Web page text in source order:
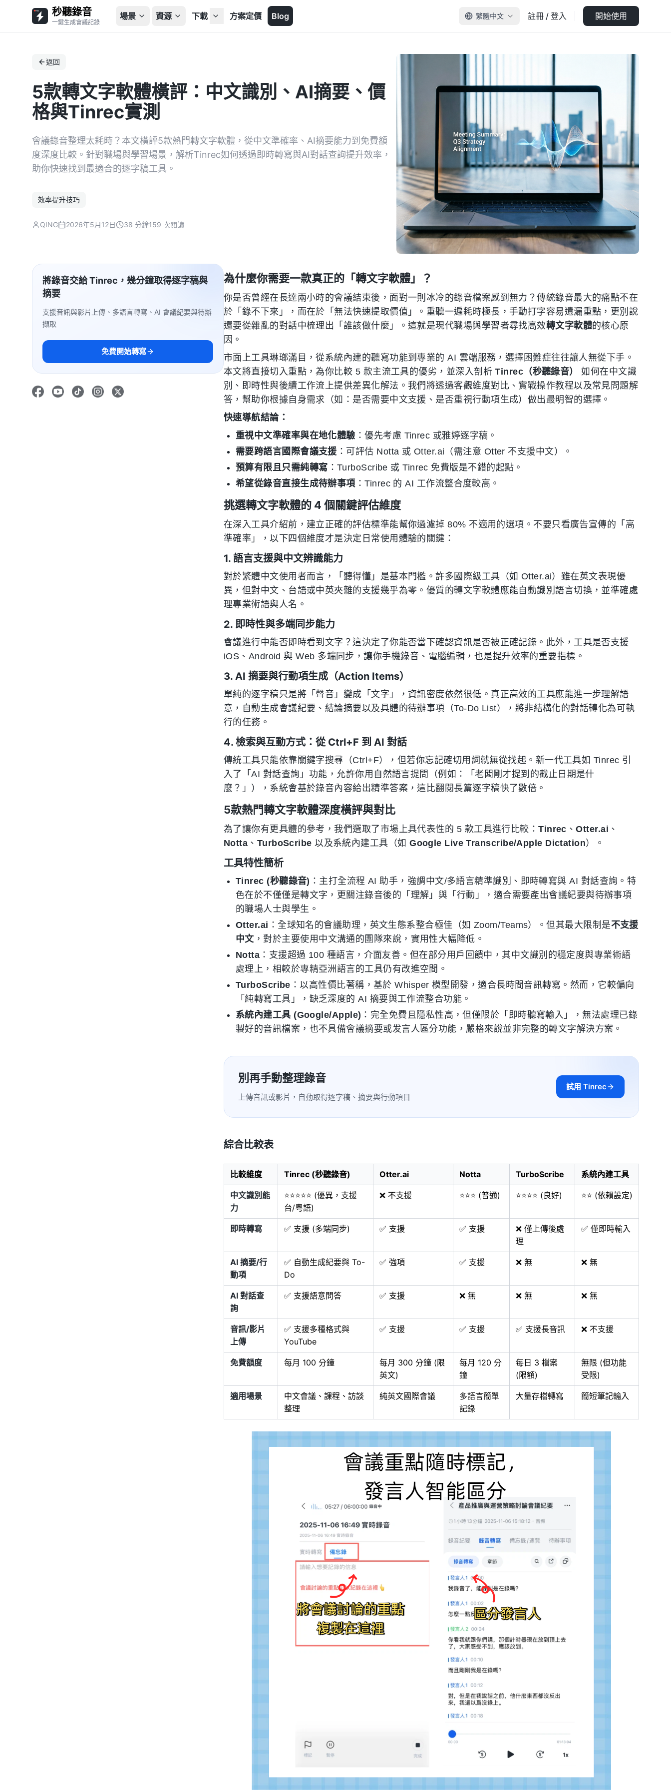
秒聽錄音
一鍵生成會議記錄
場景 資源 下載 方案定價 Blog 繁體中文 註冊 / 登入 開始使用
返回
5款轉文字軟體橫評：中文識別、AI摘要、價
格與Tinrec實測
會議錄音整理太耗時？本文橫評5款熱門轉文字軟體，從中文準確率、AI摘要能力到免費額
度深度比較。針對職場與學習場景，解析Tinrec如何透過即時轉寫與AI對話查詢提升效率，
助你快速找到最適合的逐字稿工具。
效率提升技巧
QING 2026年5月12日 38 分鐘159 次閱讀
將錄音交給 Tinrec，幾分鐘取得逐字稿與
摘要
支援音訊與影片上傳、多語言轉寫、AI 會議紀要與待辦
擷取
免費開始轉寫
為什麼你需要一款真正的「轉文字軟體」？
你是否曾經在長達兩小時的會議結束後，面對一則冰冷的錄音檔案感到無力？傳統錄音最大的痛點不在
於「錄不下來」，而在於「無法快速提取價值」。重聽一遍耗時極長，手動打字容易遺漏重點，更別說
還要從雜亂的對話中梳理出「誰該做什麼」。這就是現代職場與學習者尋找高效轉文字軟體的核心原
因。
市面上工具琳瑯滿目，從系統內建的聽寫功能到專業的 AI 雲端服務，選擇困難症往往讓人無從下手。
本文將直接切入重點，為你比較 5 款主流工具的優劣，並深入剖析Tinrec（秒聽錄音）
如何在中文識
別、即時性與後續工作流上提供差異化解法。我們將透過客觀維度對比、實戰操作教程以及常見問題解
答，幫助你根據自身需求（如：是否需要中文支援、是否重視行動項生成）做出最明智的選擇。
快速導航結論：
重視中文準確率與在地化體驗 ：優先考慮 Tinrec 或雅婷逐字稿。
需要跨語言國際會議支援 ：可評估 Notta 或 Otter.ai（需注意 Otter 不支援中文）。
預算有限且只需純轉寫 ：TurboScribe 或 Tinrec 免費版是不錯的起點。
希望從錄音直接生成待辦事項 ：Tinrec 的 AI 工作流整合度較高。
挑選轉文字軟體的 4 個關鍵評估維度
在深入工具介紹前，建立正確的評估標準能幫你過濾掉 80% 不適用的選項。不要只看廣告宣傳的「高
準確率」，以下四個維度才是決定日常使用體驗的關鍵：
1. 語言支援與中文辨識能力
對於繁體中文使用者而言，「聽得懂」是基本門檻。許多國際級工具（如 Otter.ai）雖在英文表現優
異，但對中文、台語或中英夾雜的支援幾乎為零。優質的轉文字軟體應能自動識別語言切換，並準確處
理專業術語與人名。
2. 即時性與多端同步能力
會議進行中能否即時看到文字？這決定了你能否當下確認資訊是否被正確記錄。此外，工具是否支援
iOS、Android 與 Web 多端同步，讓你手機錄音、電腦編輯，也是提升效率的重要指標。
3. AI 摘要與行動項生成（Action Items）
單純的逐字稿只是將「聲音」變成「文字」，資訊密度依然很低。真正高效的工具應能進一步理解語
意，自動生成會議紀要、結論摘要以及具體的待辦事項（To-Do List），將非結構化的對話轉化為可執
行的任務。
4. 檢索與互動方式：從 Ctrl+F 到 AI 對話
傳統工具只能依靠關鍵字搜尋（Ctrl+F），但若你忘記確切用詞就無從找起。新一代工具如 Tinrec 引
入了「AI 對話查詢」功能，允許你用自然語言提問（例如：「老闆剛才提到的截止日期是什
麼？」），系統會基於錄音內容給出精準答案，這比翻閱長篇逐字稿快了數倍。
5款熱門轉文字軟體深度橫評與對比
為了讓你有更具體的參考，我們選取了市場上具代表性的 5 款工具進行比較：Tinrec 、Otter.ai 、
Notta 、 TurboScribe 以及系統內建工具（如Google Live Transcribe/Apple Dictation）。
工具特性簡析
Tinrec (秒聽錄音) ：主打全流程 AI 助手，強調中文/多語言精準識別、即時轉寫與 AI 對話查詢。特
色在於不僅僅是轉文字，更關注錄音後的「理解」與「行動」，適合需要產出會議紀要與待辦事項
的職場人士與學生。
Otter.ai ：全球知名的會議助理，英文生態系整合極佳（如 Zoom/Teams）。但其最大限制是不支援
中文，對於主要使用中文溝通的團隊來說，實用性大幅降低。
Notta ：支援超過 100 種語言，介面友善。但在部分用戶回饋中，其中文識別的穩定度與專業術語
處理上，相較於專精亞洲語言的工具仍有改進空間。
TurboScribe ：以高性價比著稱，基於 Whisper 模型開發，適合長時間音訊轉寫。然而，它較偏向
「純轉寫工具」，缺乏深度的 AI 摘要與工作流整合功能。
系統內建工具 (Google/Apple) ：完全免費且隱私性高，但僅限於「即時聽寫輸入」，無法處理已錄
製好的音訊檔案，也不具備會議摘要或发言人區分功能，嚴格來說並非完整的轉文字解決方案。
別再手動整理錄音
上傳音訊或影片，自動取得逐字稿、摘要與行動項目
試用 Tinrec
綜合比較表
比較維度 Tinrec (秒聽錄音) Otter.ai Notta TurboScribe 系統內建工具
中文識別能
力
⭐⭐⭐⭐⭐ (優異，支援
台/粵語)
❌ 不支援 ⭐⭐⭐ (普通) ⭐⭐⭐⭐ (良好) ⭐⭐ (依賴設定)
即時轉寫 ✅ 支援 (多端同步) ✅ 支援 ✅ 支援
❌ 僅上傳後處
理
✅ 僅即時輸入
AI 摘要/行
動項
✅ 自動生成紀要與 To-
Do
✅ 強項 ✅ 支援 ❌ 無 ❌ 無
AI 對話查
詢
✅ 支援語意問答 ✅ 支援 ❌ 無 ❌ 無 ❌ 無
音訊/影片
上傳
✅ 支援多種格式與
YouTube
✅ 支援 ✅ 支援 ✅ 支援長音訊 ❌ 不支援
免費額度 每月 100 分鐘
每月 300 分鐘 (限
英文)
每月 120 分
鐘
每日 3 檔案
(限額)
無限 (但功能
受限)
適用場景
中文會議、課程、訪談
整理
純英文國際會議
多語言簡單
記錄
大量存檔轉寫 簡短筆記輸入